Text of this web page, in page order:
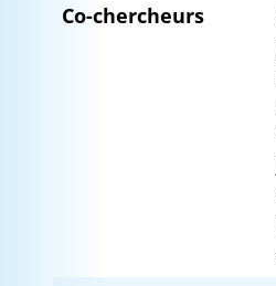
Co-chercheurs